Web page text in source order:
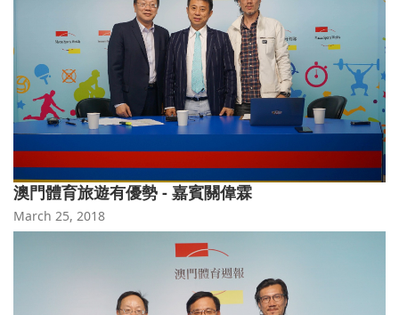
澳門體育旅遊有優勢 - 嘉賓關偉霖
March 25, 2018